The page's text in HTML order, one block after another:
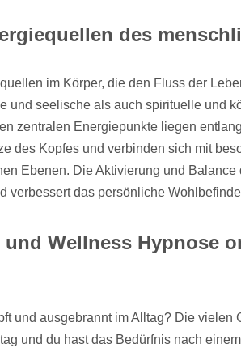
des
im Körper, die den Fluss der
und seelische als auch spirituelle und
zentralen Energiepunkte liegen
des Kopfes und verbinden sich mit
Ebenen. Die Aktivierung und Balance
verbessert das persönliche
Wellness Hypnose
und ausgebrannt im Alltag? Die vielen
und du hast das Bedürfnis nach